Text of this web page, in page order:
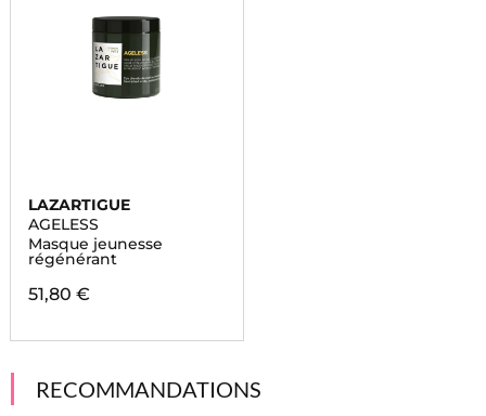
LAZARTIGUE
AGELESS
Masque jeunesse
régénérant
51,80 €
RECOMMANDATIONS